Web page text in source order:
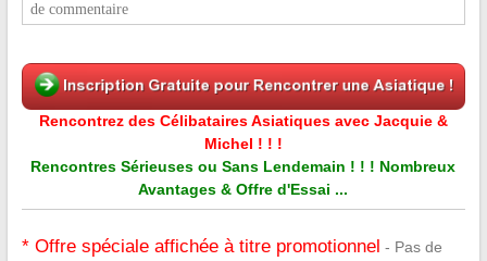
de commentaire
Rencontrez des Célibataires Asiatiques avec Jacquie &
Michel ! ! !
Rencontres Sérieuses ou Sans Lendemain ! ! ! Nombreux
Avantages & Offre d'Essai ...
* Offre spéciale affichée à titre promotionnel - Pas de